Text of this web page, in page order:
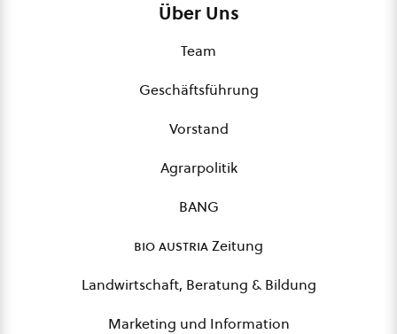
Über Uns
Team
Geschäftsführung
Vorstand
Agrarpolitik
BANG
bio austriaZeitung
Landwirtschaft, Beratung & Bildung
Marketing und Information